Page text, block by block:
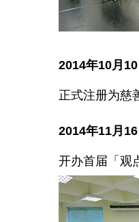
2014年10月10
正式注册为慈
2014年11月16
开办首届「观